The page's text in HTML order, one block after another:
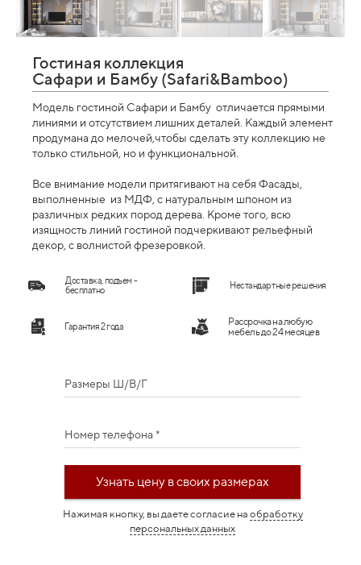
Гостиная коллекция
Сафари и Бамбу (Safari&Bamboo)
Модель гостиной Сафари и Бамбу отличается прямыми
линиями и отсутствием лишних деталей. Каждый элемент
продумана до мелочей,чтобы сделать эту коллекцию не
только стильной, но и функциональной.
Все внимание модели притягивают на себя Фасады,
выполненные из МДФ, с натуральным шпоном из
различных редких пород дерева. Кроме того, всю
изящность линий гостиной подчеркивают рельефный
декор, с волнистой фрезеровкой.
Доставка, подъем -
бесплатно
Нестандартные решения
Гарантия 2 года
Рассрочка на любую
мебель до 24 месяцев
Размеры Ш/В/Г
Номер телефона *
Узнать цену в своих размерах
Нажимая кнопку, вы даете согласие на обработку
персональных данных